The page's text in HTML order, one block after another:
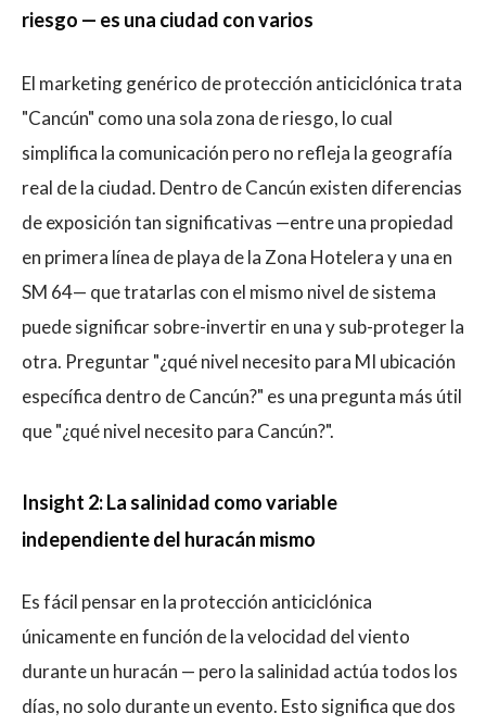
riesgo — es una ciudad con varios
El marketing genérico de protección anticiclónica trata
"Cancún" como una sola zona de riesgo, lo cual
simplifica la comunicación pero no refleja la geografía
real de la ciudad. Dentro de Cancún existen diferencias
de exposición tan significativas —entre una propiedad
en primera línea de playa de la Zona Hotelera y una en
SM 64— que tratarlas con el mismo nivel de sistema
puede significar sobre-invertir en una y sub-proteger la
otra. Preguntar "¿qué nivel necesito para MI ubicación
específica dentro de Cancún?" es una pregunta más útil
que "¿qué nivel necesito para Cancún?".
Insight 2: La salinidad como variable
independiente del huracán mismo
Es fácil pensar en la protección anticiclónica
únicamente en función de la velocidad del viento
durante un huracán — pero la salinidad actúa todos los
días, no solo durante un evento. Esto significa que dos